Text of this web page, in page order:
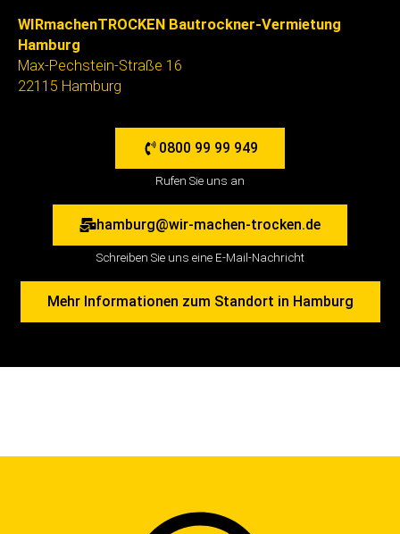
WIRmachenTROCKEN Bautrockner-Vermietung
Hamburg
Max-Pechstein-Straße 16
22115 Hamburg
0800 99 99 949
Rufen Sie uns an
hamburg@wir-machen-trocken.de
Schreiben Sie uns eine E-Mail-Nachricht
Mehr Informationen zum Standort in Hamburg